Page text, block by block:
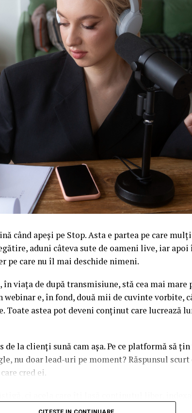
când apeși pe Stop. Asta e partea pe care
aduni câteva sute de oameni live, iar
pe care nu îl mai deschide nimeni.
în viața de după transmisiune, stă cea mai mare
webinar e, în fond, două mii de cuvinte vorbite,
Toate astea pot deveni conținut care lucrează
de la clienți sună cam așa. Pe ce platformă să
nu doar lead-uri pe moment? Răspunsul
cred ei.
îndelete, fiindcă diferențele dintre opțiuni sunt